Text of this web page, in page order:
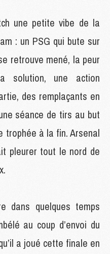
une petite vibe de la
: un PSG qui bute sur
retrouve mené, la peur
solution, une action
des remplaçants en
séance de tirs au but
trophée à la fin. Arsenal
pleurer tout le nord de
dans quelques temps
au coup d’envoi du
a joué cette finale en